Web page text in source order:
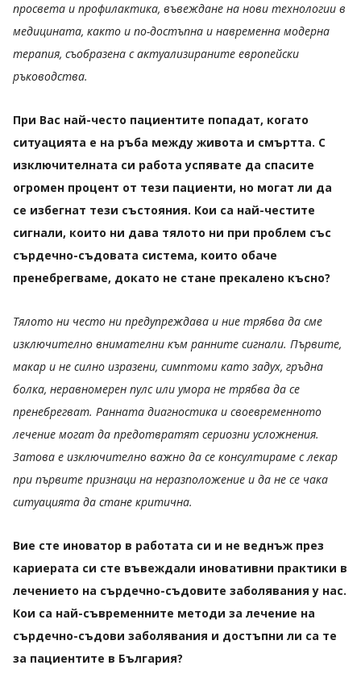
просвета и профилактика, въвеждане на нови технологии в
медицината, както и по-достъпна и навременна модерна
терапия, съобразена с актуализираните европейски
ръководства.
При Вас най-често пациентите попадат, когато
ситуацията е на ръба между живота и смъртта. С
изключителната си работа успявате да спасите
огромен процент от тези пациенти, но могат ли да
се избегнат тези състояния. Кои са най-честите
сигнали, които ни дава тялото ни при проблем със
сърдечно-съдовата система, които обаче
пренебрегваме, докато не стане прекалено късно?
Тялото ни често ни предупреждава и ние трябва да сме
изключително внимателни към ранните сигнали. Първите,
макар и не силно изразени, симптоми като задух, гръдна
болка, неравномерен пулс или умора не трябва да се
пренебрегват. Ранната диагностика и своевременното
лечение могат да предотвратят сериозни усложнения.
Затова е изключително важно да се консултираме с лекар
при първите признаци на неразположение и да не се чака
ситуацията да стане критична.
Вие сте иноватор в работата си и не веднъж през
кариерата си сте въвеждали иновативни практики в
лечението на сърдечно-съдовите заболявания у нас.
Кои са най-съвременните методи за лечение на
сърдечно-съдови заболявания и достъпни ли са те
за пациентите в България?